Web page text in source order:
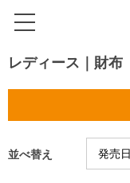
レディース｜財布
並べ替え